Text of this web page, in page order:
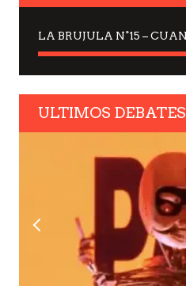
ULTIMOS DEBATES